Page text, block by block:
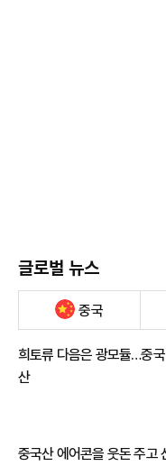
글로벌 뉴스
중국
희토류 다음은 광모듈…중
산
중국산 에어콘을 웃돈 주고